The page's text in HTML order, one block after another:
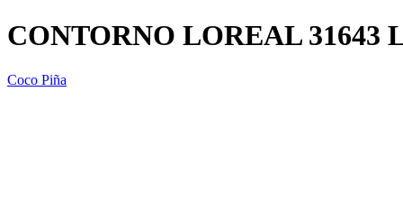
CONTORNO LOREAL 31643
Coco Piña